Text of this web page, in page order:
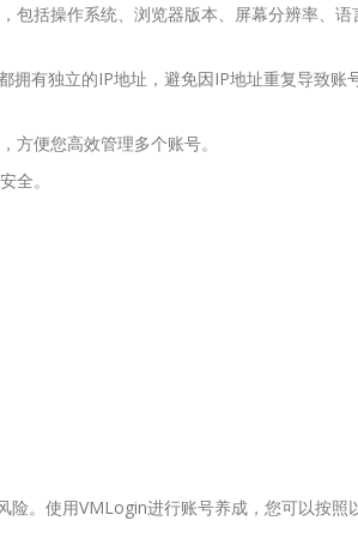
括操作系统、浏览器版本、屏幕分辨率、语
有独立的IP地址，避免因IP地址重复导致账
便您高效管理多个账号。
全。
险。使用VMLogin进行账号养成，您可以按照